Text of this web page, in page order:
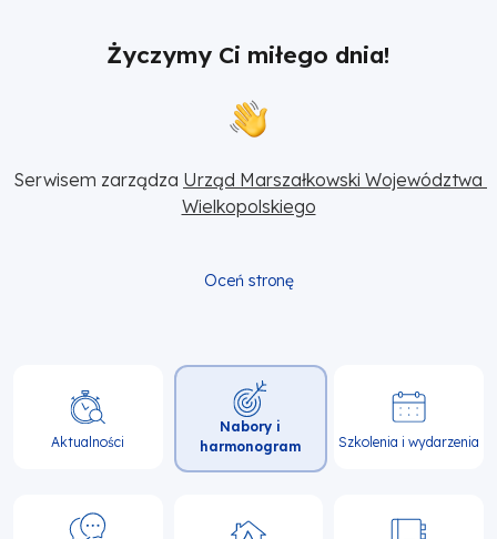
Życzymy Ci miłego dnia!
Serwisem zarządza Urząd Marszałkowski Województwa
Wielkopolskiego
Oceń stronę
Główna
nawigacja
Aktualności
Nabory i
harmonogram
Szkolenia i wydarzenia